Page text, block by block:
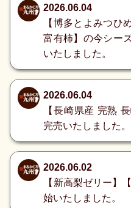
2026.06.04
【博多とよみつひ
富有柿】の今シー
いたしました。
2026.06.04
【長崎県産 完熟
完売いたしました。
2026.06.02
【新高梨ゼリー】
始いたしました。